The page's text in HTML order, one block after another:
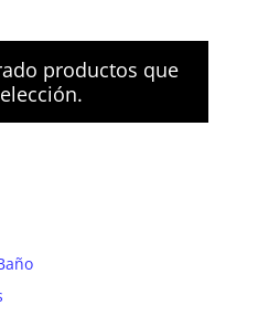
productos que